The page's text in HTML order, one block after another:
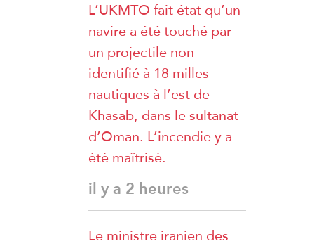
L’UKMTO fait état qu’un
navire a été touché par
un projectile non
identifié à 18 milles
nautiques à l’est de
Khasab, dans le sultanat
d’Oman. L’incendie y a
été maîtrisé.
il y a 2 heures
Le ministre iranien des